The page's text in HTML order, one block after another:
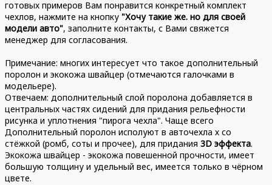
готовых примеров Вам понравится конкретный комплект
чехлов, нажмите на кнопку "Хочу такие же. но для своей
модели авто", заполните контакты, с Вами свяжется
менеджер для согласования.
Примечание: многих интересует что такое дополнительный
поролон и экокожа швайцер (отмечаются галочками в
модельере).
Отвечаем: дополнительный слой поролона добавляется в
центральных частях сидений для придания рельефности
рисунка и уплотнения "пирога чехла". Чаще всего
Дополнительный поролон исполуют в авточехла х со
стёжкой (ромб, соты и прочее), для придания3D эффекта.
Экокожа швайцер - экокожа повешенной прочности, имеет
большую толщину и удельный вес, имеется только в чёрном
цвете.